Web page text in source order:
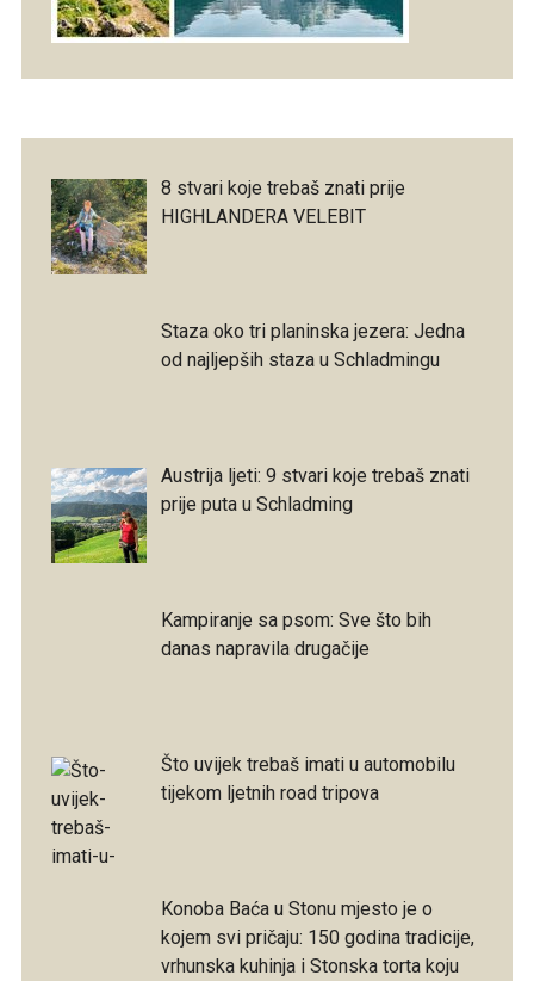
8 stvari koje trebaš znati prije
HIGHLANDERA VELEBIT
Staza oko tri planinska jezera: Jedna
od najljepših staza u Schladmingu
Austrija ljeti: 9 stvari koje trebaš znati
prije puta u Schladming
Kampiranje sa psom: Sve što bih
danas napravila drugačije
Što uvijek trebaš imati u automobilu
tijekom ljetnih road tripova
Konoba Baća u Stonu mjesto je o
kojem svi pričaju: 150 godina tradicije,
vrhunska kuhinja i Stonska torta koju